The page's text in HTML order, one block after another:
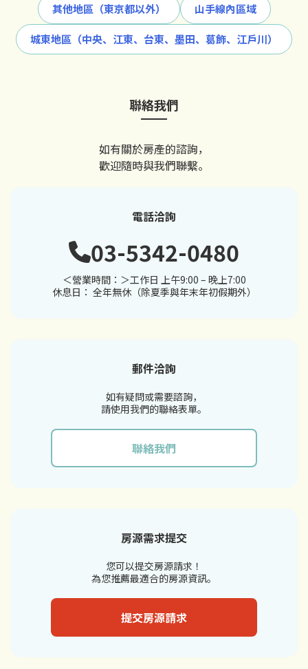
其他地區（東京都以外） 山手線內區域
城東地區（中央、江東、台東、墨田、葛飾、江戶川）
聯絡我們
如有關於房產的諮詢，
歡迎隨時與我們聯繫。
電話洽詢
03-5342-0480
＜營業時間：＞工作日 上午9:00 – 晚上7:00
休息日： 全年無休（除夏季與年末年初假期外）
郵件洽詢
如有疑問或需要諮詢，
請使用我們的聯絡表單。
聯絡我們
房源需求提交
您可以提交房源請求！
為您推薦最適合的房源資訊。
提交房源請求